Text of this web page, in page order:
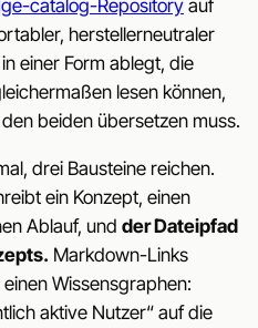
catalog-Repository auf
herstellerneutraler
einer Form ablegt, die
lesen können,
beiden übersetzen muss.
drei Bausteine reichen.
ein Konzept, einen
Ablauf, und der Dateipfad
Markdown-Links
Wissensgraphen:
aktive Nutzer“ auf die